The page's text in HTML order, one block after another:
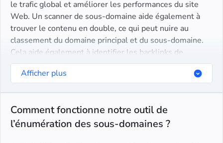
le trafic global et améliorer les performances du site
Web. Un scanner de sous-domaine aide également à
trouver le contenu en double, ce qui peut nuire au
classement du domaine principal et du sous-domaine.
Cela aide également à identifier les backlinks de
mauvaise qualité vers des sous-domaines qui peuvent
diminuer vos efforts de référencement.
Afficher plus
Comment fonctionne notre outil de
l’énumération des sous-domaines ?